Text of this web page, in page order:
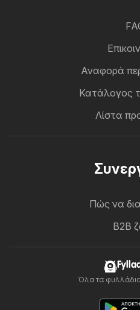
Αναφορά
Κατάλογος
Λίστα
Πώς να
B2B
Όλα τα